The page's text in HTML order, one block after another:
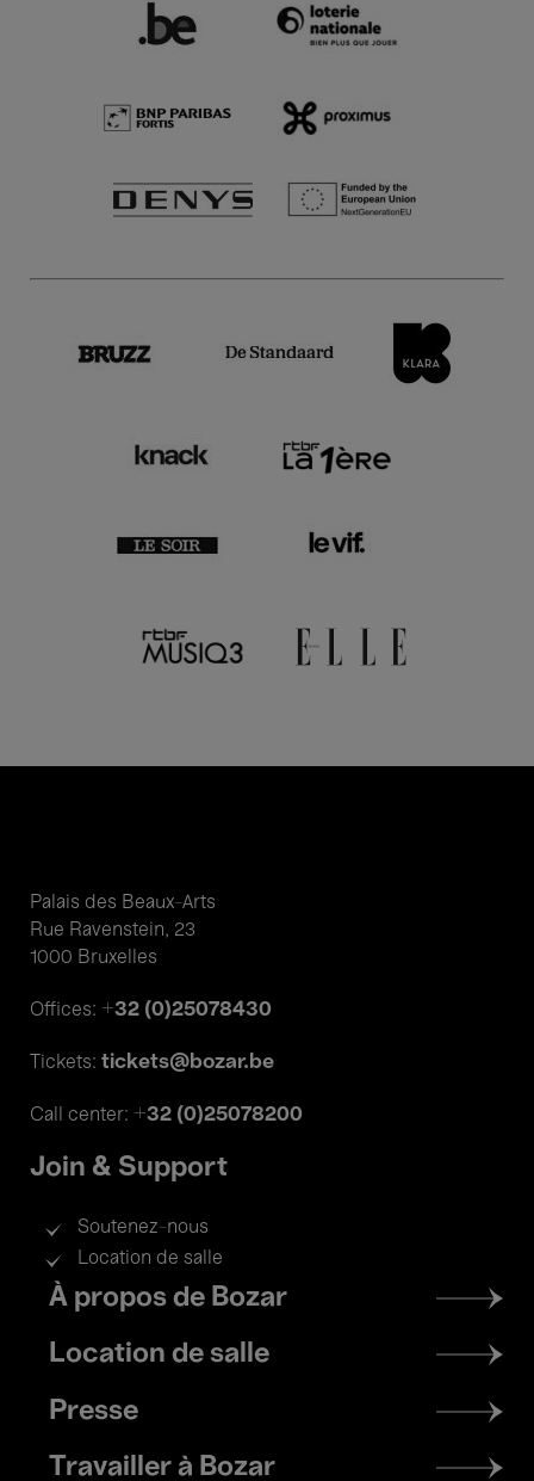
Palais des Beaux-Arts
Rue Ravenstein, 23
1000 Bruxelles
Offices: +32 (0)25078430
Tickets: tickets@bozar.be
Call center: +32 (0)25078200
Join & Support
Soutenez-nous
Location de salle
Footer
menu
À propos de Bozar
Location de salle
Presse
Travailler à Bozar